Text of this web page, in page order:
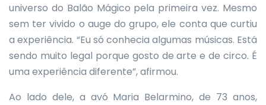
universo do Balão Mágico pela primeira vez. Mesmo
sem ter vivido o auge do grupo, ele conta que curtiu
a experiência. “Eu só conhecia algumas músicas. Está
sendo muito legal porque gosto de arte e de circo. É
uma experiência diferente”, afirmou.
Ao lado dele, a avó Maria Belarmino, de 73 anos,